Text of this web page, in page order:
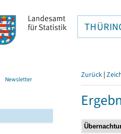
Newsletter Zurück |